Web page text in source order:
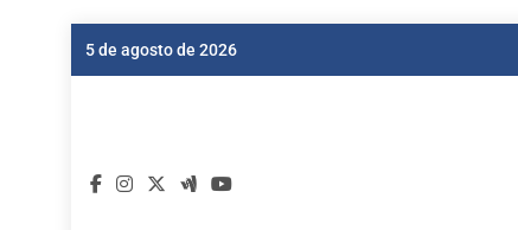
5 de agosto de 2026